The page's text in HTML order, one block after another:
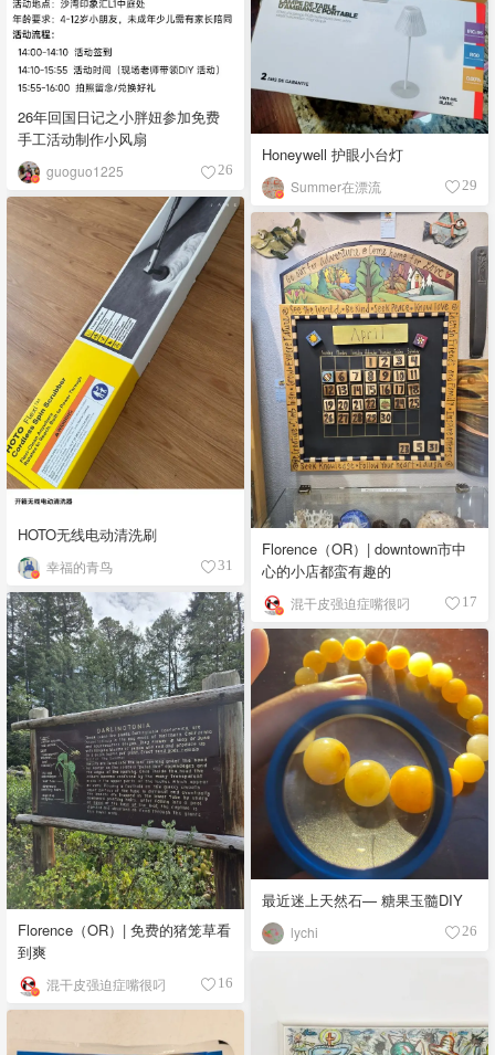
26年回国日记之小胖妞参加免费
手工活动制作小风扇
guoguo1225 26
Honeywell 护眼小台灯
Summer在漂流 29
HOTO无线电动清洗刷
幸福的青鸟 31
Florence（OR）| downtown市中
心的小店都蛮有趣的
混干皮强迫症嘴很叼 17
Florence（OR）| 免费的猪笼草看
到爽
混干皮强迫症嘴很叼 16
最近迷上天然石— 糖果玉髓DIY
lychi 26